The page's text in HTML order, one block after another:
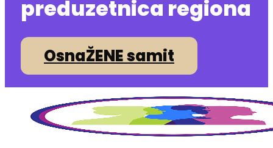
preduzetnica regiona
OsnaŽENE samit